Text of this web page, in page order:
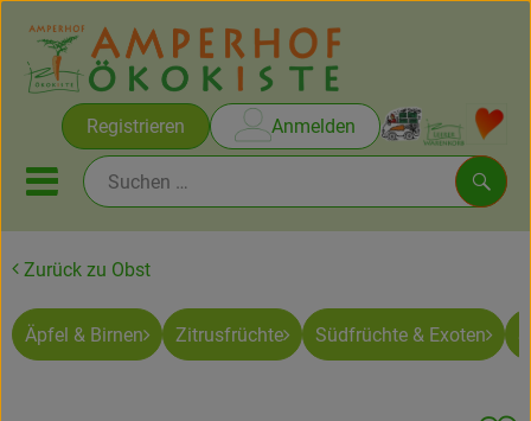
Registrieren Anmelden
Mobiles Menu öffnen oder
Rezepte
Zurück zu Obst
Äpfel & Birnen Zitrusfrüchte Südfrüchte & Exoten